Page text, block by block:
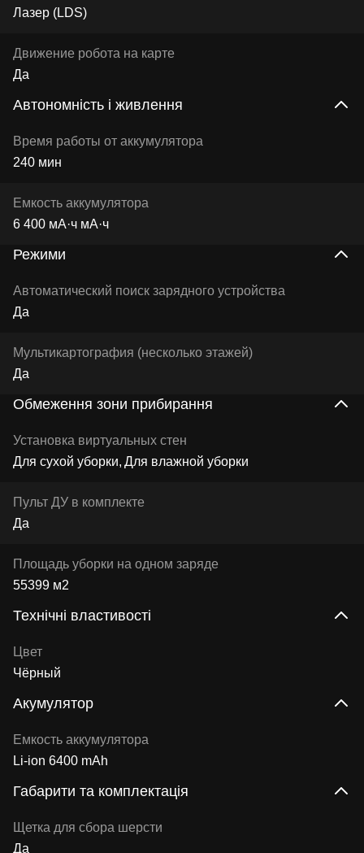
Лазер (LDS)
Движение робота на карте
Да
Автономність і живлення
Время работы от аккумулятора
240 мин
Емкость аккумулятора
6 400 мА·ч мА·ч
Режими
Автоматический поиск зарядного устройства
Да
Мультикартография (несколько этажей)
Да
Обмеження зони прибирання
Установка виртуальных стен
Для сухой уборки Для влажной уборки
Пульт ДУ в комплекте
Да
Площадь уборки на одном заряде
55399 м2
Технічні властивості
Цвет
Чёрный
Акумулятор
Емкость аккумулятора
Li-ion 6400 mAh
Габарити та комплектація
Щетка для сбора шерсти
Да